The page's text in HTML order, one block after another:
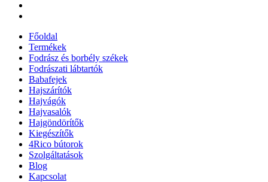
Főoldal
Termékek
Fodrász és borbély székek
Fodrászati lábtartók
Babafejek
Hajszárítók
Hajvágók
Hajvasalók
Hajgöndörítők
Kiegészítők
4Rico bútorok
Szolgáltatások
Blog
Kapcsolat